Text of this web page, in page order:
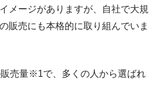
メージがありますが、自社で大規
販売にも本格的に取り組んでいま
売量※1で、多くの人から選ばれ